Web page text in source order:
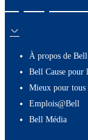
À propos de Bell
Bell Cause pour
Mieux pour tous
Emplois@Bell
Bell Média